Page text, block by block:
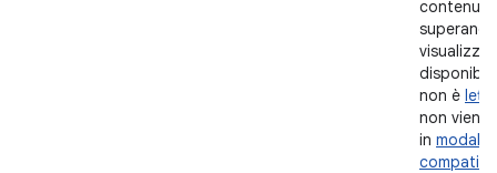
contenuti
superano
non è
non viene
in